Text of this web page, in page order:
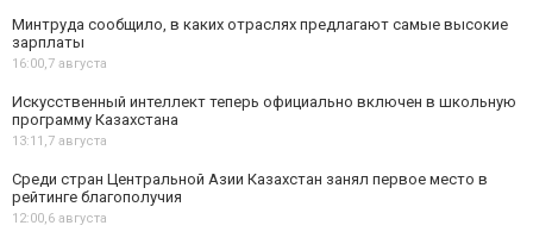
Минтруда сообщило, в каких отраслях предлагают самые высокие
зарплаты
16:00,7 августа
Искусственный интеллект теперь официально включен в школьную
программу Казахстана
13:11,7 августа
Среди стран Центральной Азии Казахстан занял первое место в
рейтинге благополучия
12:00,6 августа